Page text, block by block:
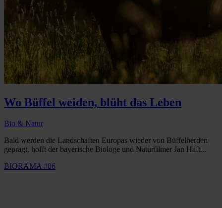
Wo Büffel weiden, blüht das Leben
Bio & Natur
Bald werden die Landschaften Europas wieder von Büffelherden
geprägt, hofft der bayerische Biologe und Naturfilmer Jan Haft...
BIORAMA #86